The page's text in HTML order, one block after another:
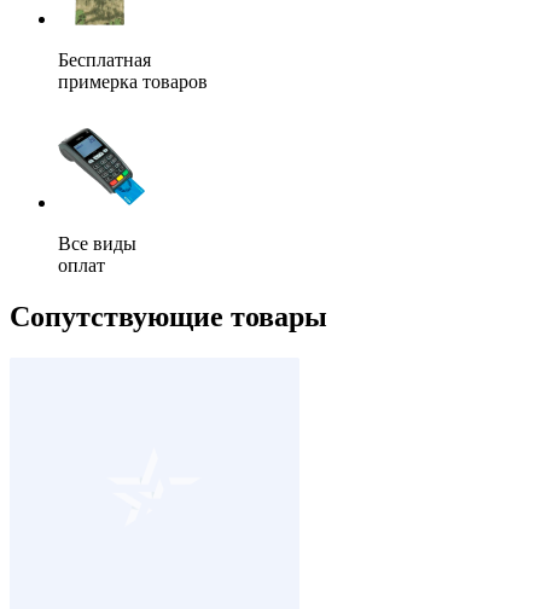
Бесплатная
примерка товаров
Все виды
оплат
Сопутствующие товары